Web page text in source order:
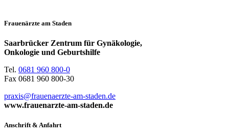
Frauenärzte am Staden
Saarbrücker Zentrum für Gynäkologie,
Onkologie und Geburtshilfe
Tel. 0681 960 800-0
Fax 0681 960 800-30
praxis@frauenaerzte-am-staden.de
www.frauenarzte-am-staden.de
Anschrift & Anfahrt